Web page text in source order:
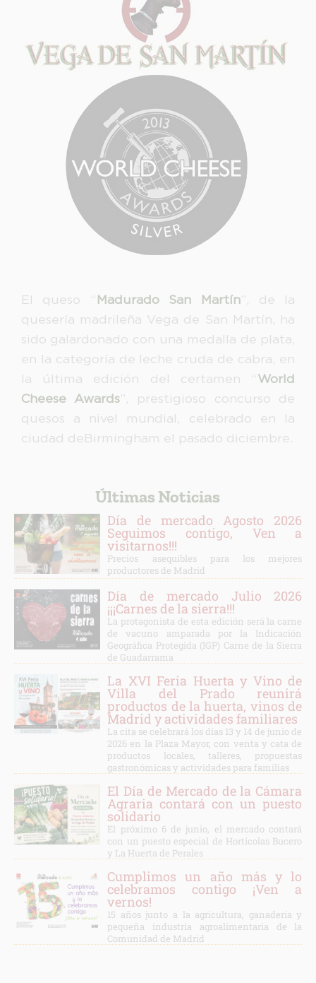
El queso “ Madurado San Martín”, de la
quesería madrileña Vega de San Martín, ha
sido galardonado con una medalla de plata,
en la categoría de leche cruda de cabra, en
la última edición del certamen “World
Cheese Awards”, prestigioso concurso de
quesos a nivel mundial, celebrado en la
ciudad deBirmingham el pasado diciembre.
Últimas Noticias
Día de mercado Agosto 2026
Seguimos contigo, Ven a
visitarnos!!!
Precios asequibles para los mejores
productores de Madrid
Día de mercado Julio 2026
¡¡¡Carnes de la sierra!!!
La protagonista de esta edición será la carne
de vacuno amparada por la Indicación
Geográfica Protegida (IGP) Carne de la Sierra
de Guadarrama
La XVI Feria Huerta y Vino de
Villa del Prado reunirá
productos de la huerta, vinos de
Madrid y actividades familiares
La cita se celebrará los días 13 y 14 de junio de
2026 en la Plaza Mayor, con venta y cata de
productos locales, talleres, propuestas
gastronómicas y actividades para familias
El Día de Mercado de la Cámara
Agraria contará con un puesto
solidario
El próximo 6 de junio, el mercado contará
con un puesto especial de Hortícolas Bucero
y La Huerta de Perales
Cumplimos un año más y lo
celebramos contigo ¡Ven a
vernos!
15 años junto a la agricultura, ganadería y
pequeña industria agroalimentaria de la
Comunidad de Madrid